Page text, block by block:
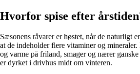
Hvorfor spise efter
Sæsonens råvarer er høstet, når de naturligt
at de indeholder flere vitaminer og mineraler.
og varme på friland, smager og nærer
er dyrket i drivhus midt om vinteren.